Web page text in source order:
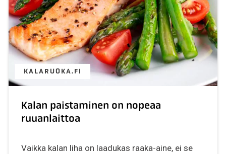
KALARUOKA.FI
Kalan paistaminen on nopeaa
ruuanlaittoa
Vaikka kalan liha on laadukas raaka-aine, ei se